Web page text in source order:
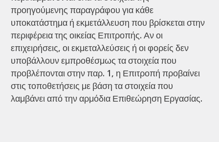
προηγούμενης παραγράφου για κάθε
υποκατάστημα ή εκμετάλλευση που βρίσκεται στην
περιφέρεια της οικείας Επιτροπής. Αν οι
επιχειρήσεις, οι εκμεταλλεύσεις ή οι φορείς δεν
υποβάλλουν εμπροθέσμως τα στοιχεία που
προβλέπονται στην παρ. 1, η Επιτροπή προβαίνει
στις τοποθετήσεις με βάση τα στοιχεία που
λαμβάνει από την αρμόδια Επιθεώρηση Εργασίας.